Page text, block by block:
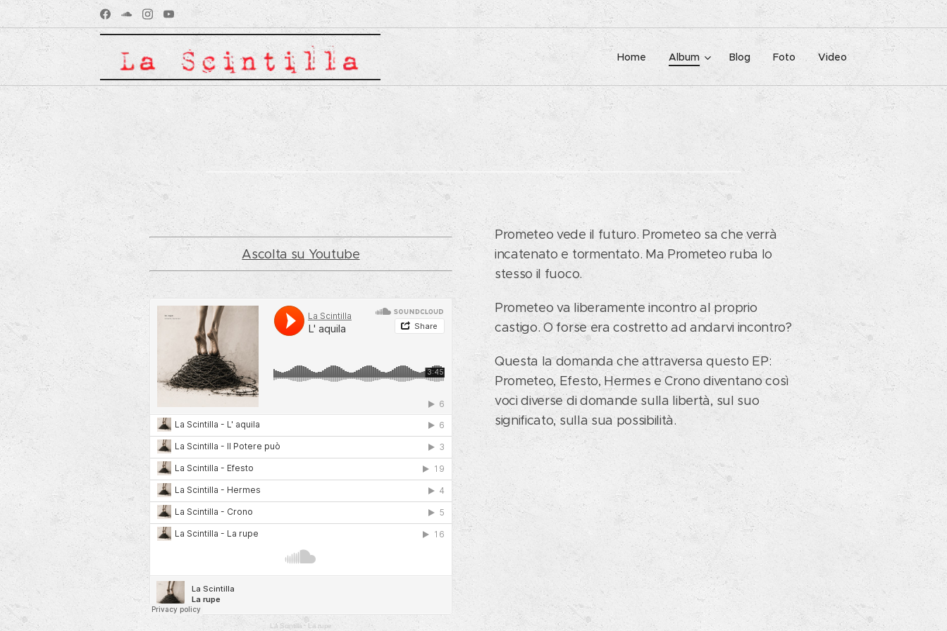
Home Album Blog Foto Video
Roberto Maratea
Testi e musica
Arrangiamento e produzione
I brani sono realizzati da Roberto Maratea tramite la piattaforma
SUNO / 2026
Questo EP è un concept album ispirato al "Prometeo incatenato" di
Eschilo.
Ascolta su Youtube
La Scintilla · La rupe
Prometeo vede il futuro. Prometeo sa che verrà
incatenato e tormentato. Ma Prometeo ruba lo
stesso il fuoco.
Prometeo va liberamente incontro al proprio
castigo. O forse era costretto ad andarvi incontro?
Questa la domanda che attraversa questo EP:
Prometeo, Efesto, Hermes e Crono diventano così
voci diverse di domande sulla libertà, sul suo
significato, sulla sua possibilità.